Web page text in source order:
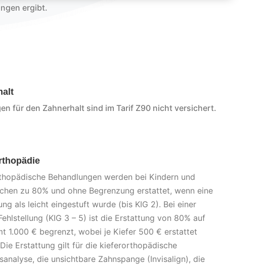
ergibt.
für den Zahnerhalt sind im Tarif Z90 nicht versichert.
Behandlungen werden bei Kindern und
zu 80% und ohne Begrenzung erstattet, wenn eine
als leicht eingestuft wurde (bis KIG 2). Bei einer
(KIG 3 – 5) ist die Erstattung von 80% auf
1.000 € begrenzt, wobei je Kiefer 500 € erstattet
Erstattung gilt für die kieferorthopädische
die unsichtbare Zahnspange (Invisalign), die